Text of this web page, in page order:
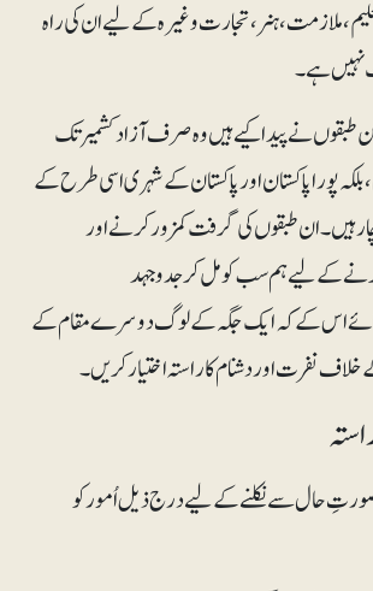
ملازمت، ہنر، تجارت وغیرہ کے لیے ان کی راہ
نہیں ہے۔
طبقوں نے پیدا کیے ہیں وہ صرف آزاد کشمیر تک
بلکہ پورا پاکستان اور پاکستان کے شہری اسی طرح کے
ہیں۔ ان طبقوں کی گرفت کمزور کرنے اور
کے لیے ہم سب کو مل کر جدوجہد
اس کے کہ ایک جگہ کے لوگ دوسرے مقام کے
نفرت اور دشنام کا راستہ اختیار کریں۔
حال سے نکلنے کے لیے درج ذیل اُمور کو